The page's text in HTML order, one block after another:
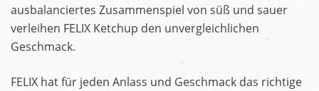
ausbalanciertes Zusammenspiel von süß und sauer
verleihen FELIX Ketchup den unvergleichlichen
Geschmack.
FELIX hat für jeden Anlass und Geschmack das richtige